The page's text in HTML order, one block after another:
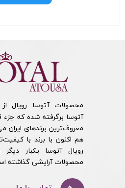
محصولات آتوسا رویال
آتوسا برگرفته شده که
معروف‌ترین برندهای ایران
هم اکنون با برند با
رویال آتوسا یکبار
محصولات آرایشی گذاشته